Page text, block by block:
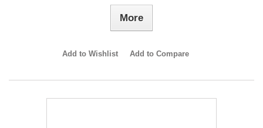
More
Add to Wishlist Add to Compare